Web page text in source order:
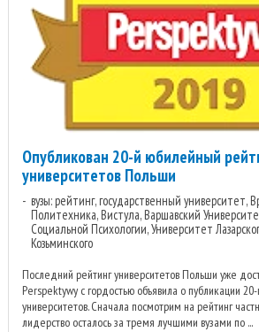
Опубликован 20-й юбилейный
университетов Польши
вузы: рейтинг, государственный университет,
Политехника, Вистула, Варшавский
Социальной Психологии, Университет
Козьминского
Последний рейтинг университетов Польши уже
Perspektywy с гордостью объявила о публикации
университетов. Сначала посмотрим на рейтинг
лидерство осталось за тремя лучшими вузами по ...